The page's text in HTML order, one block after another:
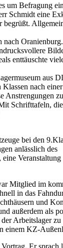
um Befragung
Schmidt eine
nach Oranienburg.
enttäuschte
aus
nach
Schrifttafeln,
bei den
anlässlich des
eine
Mitglied im
in das
und
außerdem als
Arbeitslager
KZ-
Er